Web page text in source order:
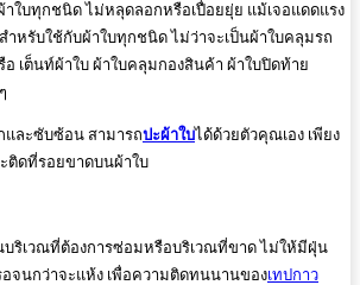
ใบทุกชนิด ไม่หลุดลอกหรือเปื่อยยุ่ย แม้เจอแดดแรง
ำหรับใช้กับผ้าใบทุกชนิด ไม่ว่าจะเป็นผ้าใบคลุมรถ
อ เต็นท์ผ้าใบ ผ้าใบคลุมกองสินค้า ผ้าใบปิดท้าย
และซับซ้อน สามารถปะผ้าใบได้ด้วยตัวคุณเอง เพียง
ติดที่รอยขาดบนผ้าใบ
บริเวณที่ต้องการซ่อมหรือบริเวณที่ขาด ไม่ให้มีฝุ่น
อจนกว่าจะแห้ง เพื่อความติดทนนานของเทปกาว